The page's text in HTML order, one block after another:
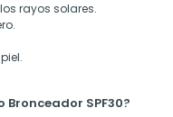
rayos solares.
SPF30?